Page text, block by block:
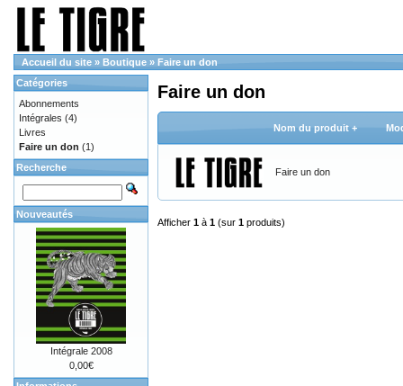
Accueil du site » Boutique » Faire un don
Faire un don
Nom du produit +
Faire un don
Afficher 1 à 1 (sur 1 produits)
Catégories
Abonnements
Intégrales (4)
Livres
Faire un don (1)
Recherche
Nouveautés
Intégrale 2008
0,00€